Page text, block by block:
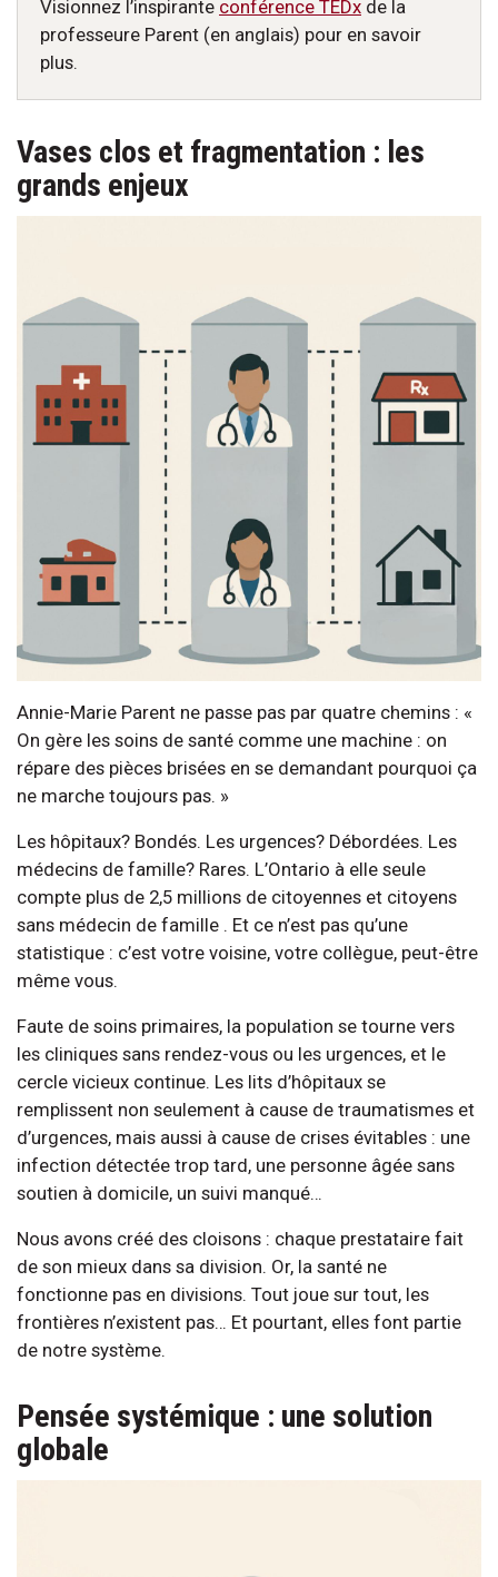
Visionnez l’inspirante conférence TEDx de la
professeure Parent (en anglais) pour en savoir
plus.
Vases clos et fragmentation : les
grands enjeux
Annie-Marie Parent ne passe pas par quatre chemins : «
On gère les soins de santé comme une machine : on
répare des pièces brisées en se demandant pourquoi ça
ne marche toujours pas. »
Les hôpitaux? Bondés. Les urgences? Débordées. Les
médecins de famille? Rares. L’Ontario à elle seule
compte plus de 2,5 millions de citoyennes et citoyens
sans médecin de famille . Et ce n’est pas qu’une
statistique : c’est votre voisine, votre collègue, peut-être
même vous.
Faute de soins primaires, la population se tourne vers
les cliniques sans rendez-vous ou les urgences, et le
cercle vicieux continue. Les lits d’hôpitaux se
remplissent non seulement à cause de traumatismes et
d’urgences, mais aussi à cause de crises évitables : une
infection détectée trop tard, une personne âgée sans
soutien à domicile, un suivi manqué…
Nous avons créé des cloisons : chaque prestataire fait
de son mieux dans sa division. Or, la santé ne
fonctionne pas en divisions. Tout joue sur tout, les
frontières n’existent pas… Et pourtant, elles font partie
de notre système.
Pensée systémique : une solution
globale